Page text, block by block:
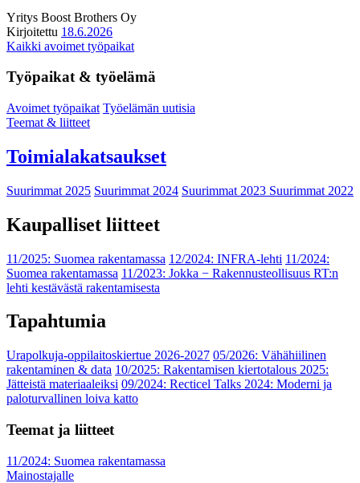
Yritys Boost Brothers Oy
Kirjoitettu 18.6.2026
Kaikki avoimet työpaikat
Työpaikat & työelämä
Avoimet työpaikat Työelämän uutisia
Teemat & liitteet
Toimialakatsaukset
Suurimmat 2025 Suurimmat 2024 Suurimmat 2023 Suurimmat 2022
Kaupalliset liitteet
11/2025: Suomea rakentamassa 12/2024: INFRA-lehti 11/2024:
Suomea rakentamassa 11/2023: Jokka − Rakennusteollisuus RT:n
lehti kestävästä rakentamisesta
Tapahtumia
Urapolkuja-oppilaitoskiertue 2026-2027 05/2026: Vähähiilinen
rakentaminen & data 10/2025: Rakentamisen kiertotalous 2025:
Jätteistä materiaaleiksi 09/2024: Recticel Talks 2024: Moderni ja
paloturvallinen loiva katto
Teemat ja liitteet
11/2024: Suomea rakentamassa
Mainostajalle